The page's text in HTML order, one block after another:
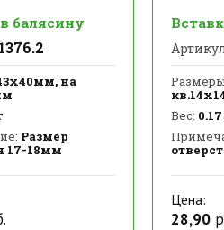
балясину
1376.2
на
Размер
17-18мм
Вес:
Цена:
28,90